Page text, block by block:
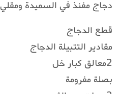
دجاج مفنذ في السميدة ومقلي
قطع الدجاج
مقادير التتبيلة الدجاج
2معالق كبار خل
بصلة مفرومة